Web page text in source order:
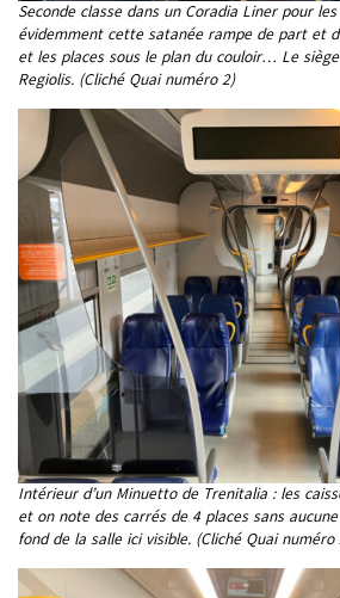
Seconde classe dans un Coradia Liner pour
évidemment cette satanée rampe de part et
et les places sous le plan du couloir… Le
Regiolis. (Cliché Quai numéro 2)
Intérieur d’un Minuetto de Trenitalia : les
et on note des carrés de 4 places sans
fond de la salle ici visible. (Cliché Quai numéro